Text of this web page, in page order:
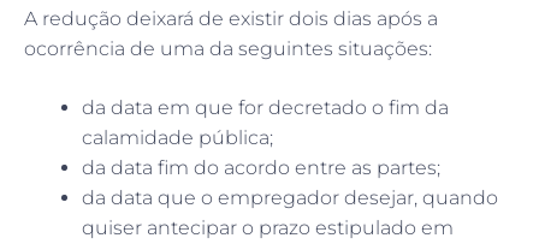
A redução deixará de existir dois dias após a
ocorrência de uma da seguintes situações:
da data em que for decretado o fim da
calamidade pública;
da data fim do acordo entre as partes;
da data que o empregador desejar, quando
quiser antecipar o prazo estipulado em